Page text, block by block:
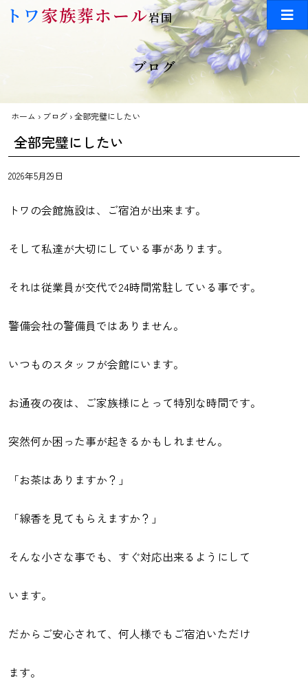
Skip to main content
トワ家族葬ホール岩国
ブログ
ホーム › ブログ ›全部完璧にしたい
全部完璧にしたい
2026年5月29日
トワの会館施設は、ご宿泊が出来ます。
そして私達が大切にしている事があります。
それは従業員が交代で24時間常駐している事です。
警備会社の警備員ではありません。
いつものスタッフが会館にいます。
お通夜の夜は、ご家族様にとって特別な時間です。
突然何か困った事が起きるかもしれません。
「お茶はありますか？」
「線香を見てもらえますか？」
そんな小さな事でも、すぐ対応出来るようにして
います。
だからご安心されて、何人様でもご宿泊いただけ
ます。